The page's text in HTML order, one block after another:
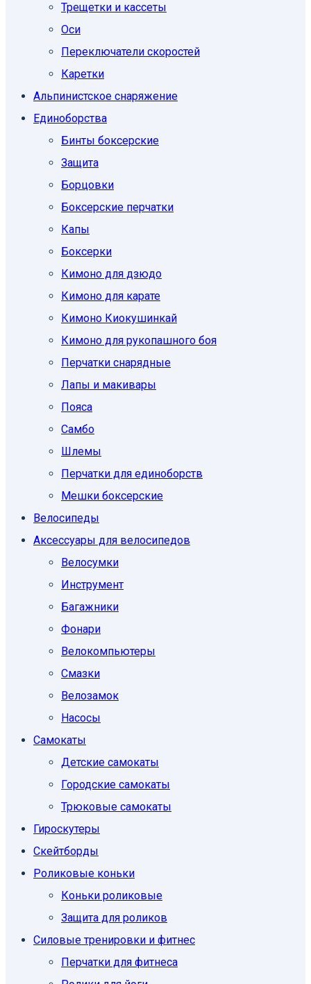
Трещетки и кассеты
Оси
Переключатели скоростей
Каретки
Альпинистское снаряжение
Единоборcтва
Бинты боксерские
Защита
Борцовки
Боксерские перчатки
Капы
Боксерки
Кимоно для дзюдо
Кимоно для карате
Кимоно Киокушинкай
Кимоно для рукопашного боя
Перчатки снарядные
Лапы и макивары
Пояса
Самбо
Шлемы
Перчатки для единоборств
Мешки боксерские
Велосипеды
Аксессуары для велосипедов
Велосумки
Инструмент
Багажники
Фонари
Велокомпьютеры
Смазки
Велозамок
Насосы
Самокаты
Детские самокаты
Городские самокаты
Трюковые самокаты
Гироскутеры
Скейтборды
Роликовые коньки
Коньки роликовые
Защита для роликов
Силовые тренировки и фитнес
Перчатки для фитнеса